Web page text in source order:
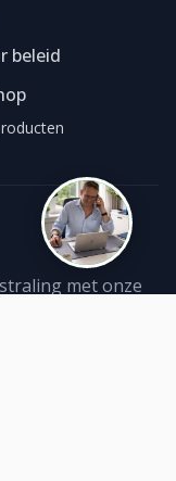
beleid
met onze